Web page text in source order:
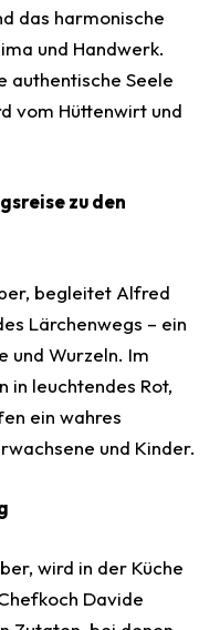
das harmonische
und Handwerk.
authentische Seele
vom Hüttenwirt und
zu den
begleitet Alfred
Lärchenwegs – ein
und Wurzeln. Im
in leuchtendes Rot,
ein wahres
und Kinder.
wird in der Küche
Davide